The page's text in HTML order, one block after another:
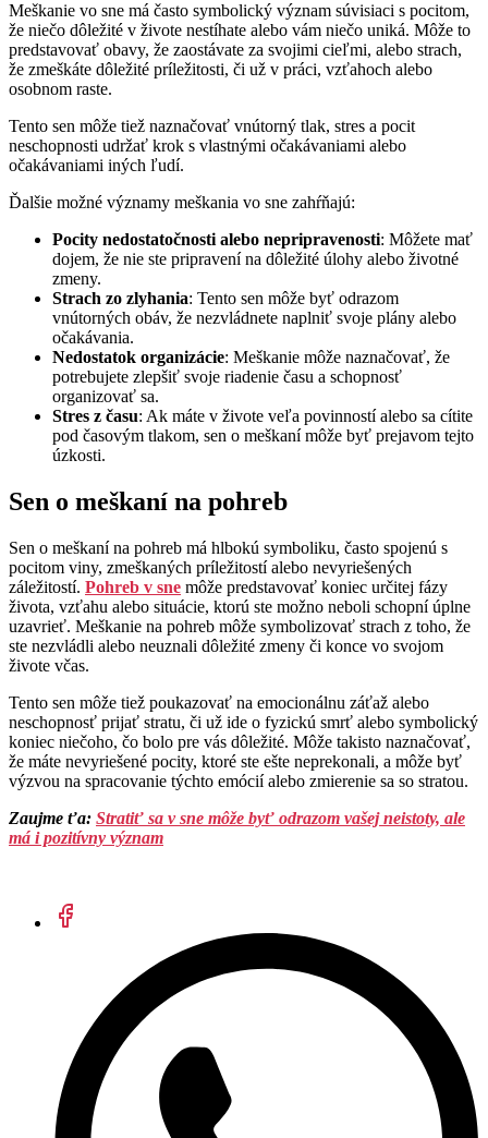
Meškanie vo sne má často symbolický význam súvisiaci s pocitom,
že niečo dôležité v živote nestíhate alebo vám niečo uniká. Môže to
predstavovať obavy, že zaostávate za svojimi cieľmi, alebo strach,
že zmeškáte dôležité príležitosti, či už v práci, vzťahoch alebo
osobnom raste.
Tento sen môže tiež naznačovať vnútorný tlak, stres a pocit
neschopnosti udržať krok s vlastnými očakávaniami alebo
očakávaniami iných ľudí.
Ďalšie možné významy meškania vo sne zahŕňajú:
Pocity nedostatočnosti alebo nepripravenosti: Môžete mať
dojem, že nie ste pripravení na dôležité úlohy alebo životné
zmeny.
Strach zo zlyhania: Tento sen môže byť odrazom
vnútorných obáv, že nezvládnete naplniť svoje plány alebo
očakávania.
Nedostatok organizácie: Meškanie môže naznačovať, že
potrebujete zlepšiť svoje riadenie času a schopnosť
organizovať sa.
Stres z času: Ak máte v živote veľa povinností alebo sa cítite
pod časovým tlakom, sen o meškaní môže byť prejavom tejto
úzkosti.
Sen o meškaní na pohreb
Sen o meškaní na pohreb má hlbokú symboliku, často spojenú s
pocitom viny, zmeškaných príležitostí alebo nevyriešených
záležitostí. Pohreb v sne môže predstavovať koniec určitej fázy
života, vzťahu alebo situácie, ktorú ste možno neboli schopní úplne
uzavrieť. Meškanie na pohreb môže symbolizovať strach z toho, že
ste nezvládli alebo neuznali dôležité zmeny či konce vo svojom
živote včas.
Tento sen môže tiež poukazovať na emocionálnu záťaž alebo
neschopnosť prijať stratu, či už ide o fyzickú smrť alebo symbolický
koniec niečoho, čo bolo pre vás dôležité. Môže takisto naznačovať,
že máte nevyriešené pocity, ktoré ste ešte neprekonali, a môže byť
výzvou na spracovanie týchto emócií alebo zmierenie sa so stratou.
Zaujme ťa: Stratiť sa v sne môže byť odrazom vašej neistoty, ale
má i pozitívny význam